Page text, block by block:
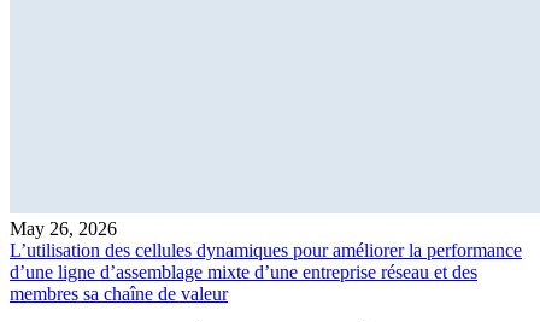
May 26, 2026
L’utilisation des cellules dynamiques pour améliorer la performance
d’une ligne d’assemblage mixte d’une entreprise réseau et des
membres sa chaîne de valeur